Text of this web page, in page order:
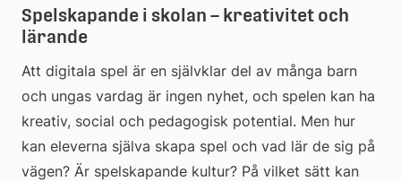
Spelskapande i skolan – kreativitet och
lärande
Att digitala spel är en självklar del av många barn
och ungas vardag är ingen nyhet, och spelen kan ha
kreativ, social och pedagogisk potential. Men hur
kan eleverna själva skapa spel och vad lär de sig på
vägen? Är spelskapande kultur? På vilket sätt kan